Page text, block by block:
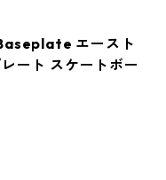
エースト
ート スケートボー